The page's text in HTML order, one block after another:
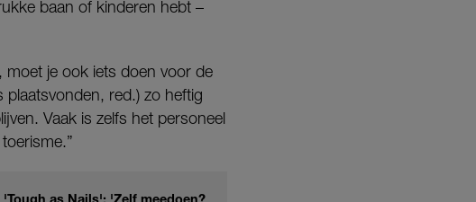
baan of kinderen hebt –
moet je ook iets doen voor de
plaatsvonden, red.) zo heftig
Vaak is zelfs het personeel